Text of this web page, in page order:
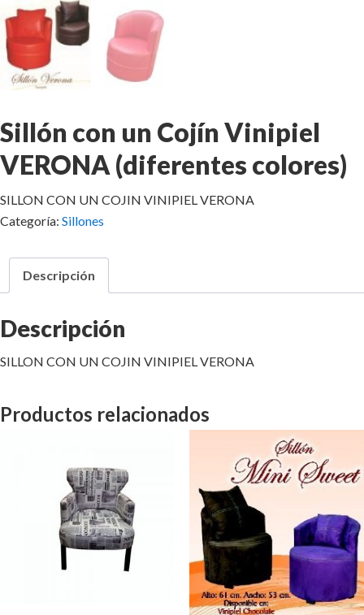
Sillón con un Cojín Vinipiel
VERONA (diferentes colores)
SILLON CON UN COJIN VINIPIEL VERONA
Categoría: Sillones
Descripción
Descripción
SILLON CON UN COJIN VINIPIEL VERONA
Productos relacionados